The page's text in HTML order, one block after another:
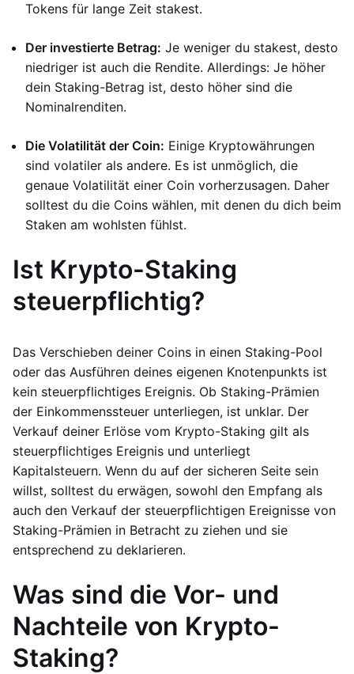
Tokens für lange Zeit stakest.
Der investierte Betrag: Je weniger du stakest, desto
niedriger ist auch die Rendite. Allerdings: Je höher
dein Staking-Betrag ist, desto höher sind die
Nominalrenditen.
Die Volatilität der Coin: Einige Kryptowährungen
sind volatiler als andere. Es ist unmöglich, die
genaue Volatilität einer Coin vorherzusagen. Daher
solltest du die Coins wählen, mit denen du dich beim
Staken am wohlsten fühlst.
Ist Krypto-Staking
steuerpflichtig?
Das Verschieben deiner Coins in einen Staking-Pool
oder das Ausführen deines eigenen Knotenpunkts ist
kein steuerpflichtiges Ereignis. Ob Staking-Prämien
der Einkommenssteuer unterliegen, ist unklar. Der
Verkauf deiner Erlöse vom Krypto-Staking gilt als
steuerpflichtiges Ereignis und unterliegt
Kapitalsteuern. Wenn du auf der sicheren Seite sein
willst, solltest du erwägen, sowohl den Empfang als
auch den Verkauf der steuerpflichtigen Ereignisse von
Staking-Prämien in Betracht zu ziehen und sie
entsprechend zu deklarieren.
Was sind die Vor- und
Nachteile von Krypto-
Staking?